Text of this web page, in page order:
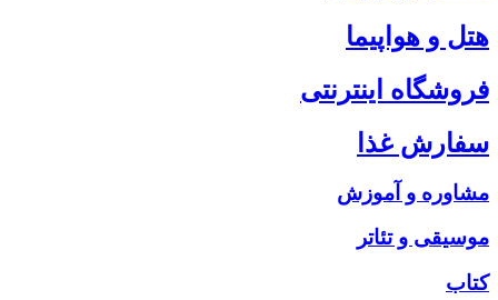
هتل و هواپیما
فروشگاه اینترنتی
سفارش غذا
مشاوره و آموزش
موسیقی و تئاتر
کتاب